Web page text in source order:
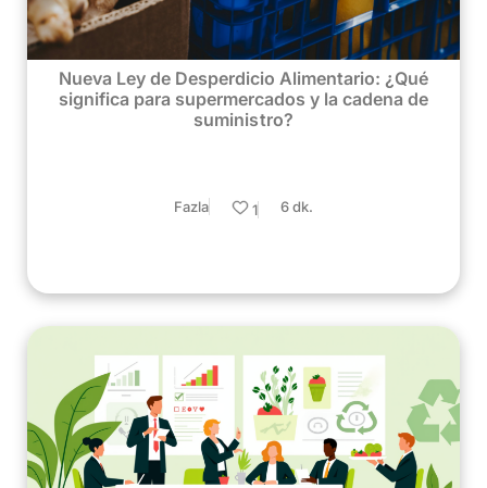
Nueva Ley de Desperdicio Alimentario: ¿Qué
significa para supermercados y la cadena de
suministro?
Fazla 1 6 dk.